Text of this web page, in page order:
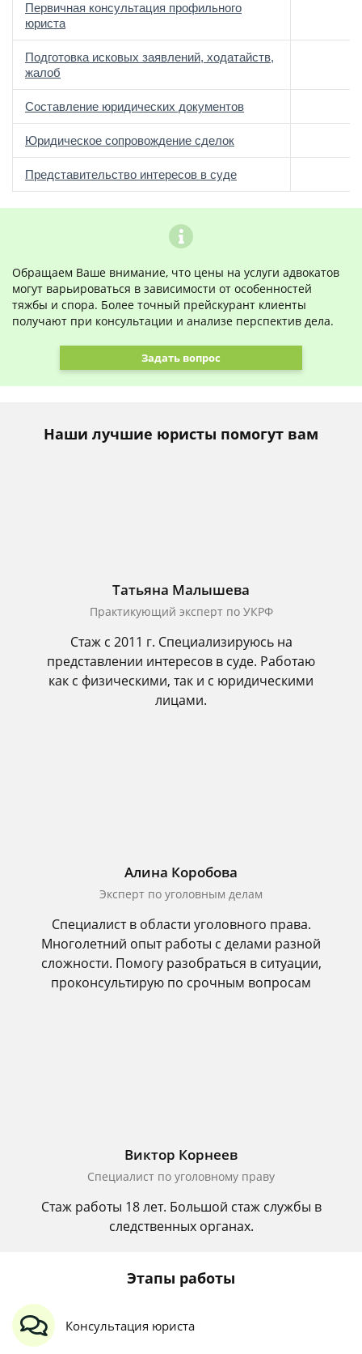
Первичная консультация профильного
юриста
Подготовка исковых заявлений, ходатайств,
жалоб
Составление юридических документов
Юридическое сопровождение сделок
Представительство интересов в суде
Обращаем Ваше внимание, что цены на услуги адвокатов
могут варьироваться в зависимости от особенностей
тяжбы и спора. Более точный прейскурант клиенты
получают при консультации и анализе перспектив дела.
Задать вопрос
Наши лучшие юристы помогут вам
Татьяна Малышева
Практикующий эксперт по УКРФ
Стаж с 2011 г. Специализируюсь на
представлении интересов в суде. Работаю
как с физическими, так и с юридическими
лицами.
Алина Коробова
Эксперт по уголовным делам
Специалист в области уголовного права.
Многолетний опыт работы с делами разной
сложности. Помогу разобраться в ситуации,
проконсультирую по срочным вопросам
Виктор Корнеев
Cпециалист по уголовному праву
Стаж работы 18 лет. Большой стаж службы в
следственных органах.
Этапы работы
Консультация юриста